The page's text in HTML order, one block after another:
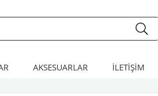
AKSESUARLAR İLETİŞİM